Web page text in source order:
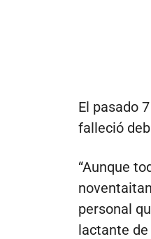
El pasado
falleció
“Aunque
personal
lactante